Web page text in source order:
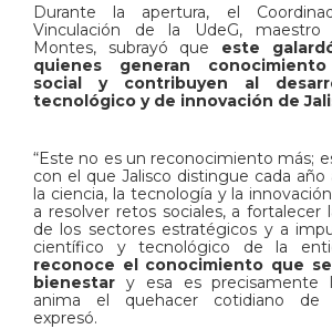
Durante la apertura, el
Vinculación de la UdeG, maestro
Montes, subrayó que este
quienes generan
social y contribuyen al
tecnológico y de innovación de
“Este no es un reconocimiento más;
con el que Jalisco distingue cada año
la ciencia, la tecnología y la
a resolver retos sociales, a fortalecer
de los sectores estratégicos y a
científico y tecnológico de la
reconoce el conocimiento que
bienestar y esa es precisamente
anima el quehacer cotidiano de
expresó.